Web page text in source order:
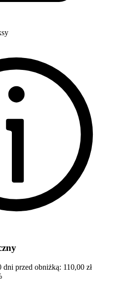
dni przed obniżką: 110,00 zł